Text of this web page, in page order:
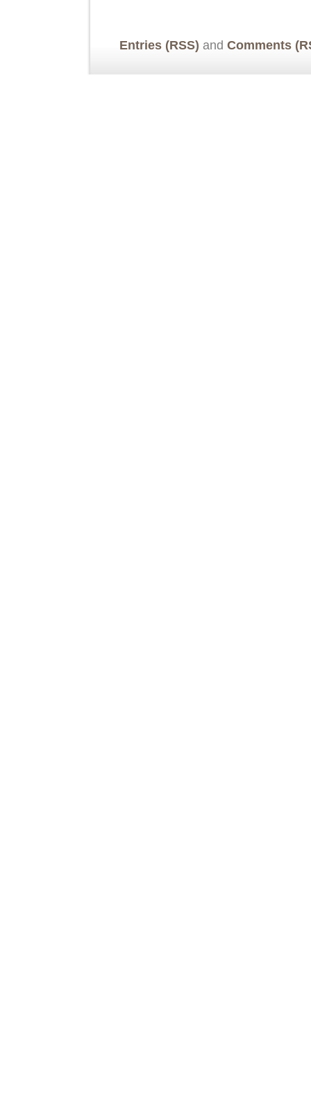
Entries (RSS) and Comments